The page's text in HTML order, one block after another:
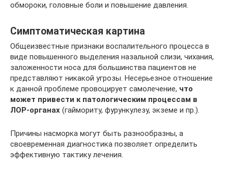
обмороки, головные боли и повышение давления.
Симптоматическая картина
Общеизвестные признаки воспалительного процесса в
виде повышенного выделения назальной слизи, чихания,
заложенности носа для большинства пациентов не
представляют никакой угрозы. Несерьезное отношение
к данной проблеме провоцирует самолечение, что
может привести к патологическим процессам в
ЛОР-органах (гаймориту, фурункулезу, экземе и пр.).
Причины насморка могут быть разнообразны, а
своевременная диагностика позволяет определить
эффективную тактику лечения.